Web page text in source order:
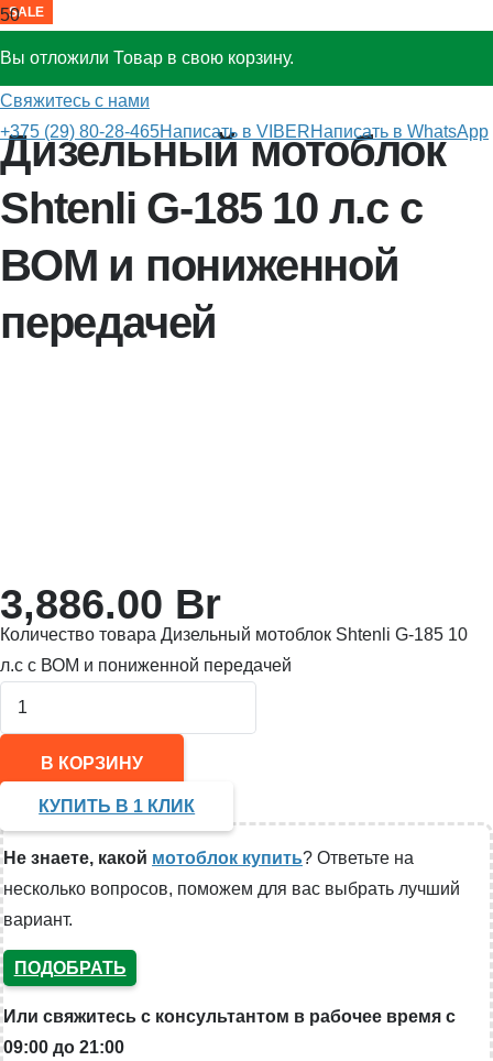
Вы отложили Товар в свою корзину.
Свяжитесь с нами
+375 (29) 80-28-465Написать в VIBERНаписать в WhatsApp
Главная»Мотоблоки »Shtenli G-185
Дизельный мотоблок
Shtenli G-185 10 л.с с
ВОМ и пониженной
передачей
3,886.00 Br
Количество товара Дизельный мотоблок Shtenli G-185 10
л.с с ВОМ и пониженной передачей
В КОРЗИНУ
КУПИТЬ В 1 КЛИК
Не знаете, какой мотоблок купить? Ответьте на
несколько вопросов, поможем для вас выбрать лучший
вариант.
ПОДОБРАТЬ
Или свяжитесь с консультантом в рабочее время с
09:00 до 21:00
SALE
SALE